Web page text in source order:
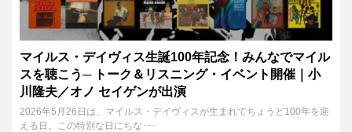
マイルス・デイヴィス生誕100年記念！みんなでマイル
スを聴こう─ トーク＆リスニング・イベント開催｜小
川隆夫／オノ セイゲンが出演
2026年5月26日は、マイルス・デイヴィスが生まれてちょうど100年を迎
える日。この特別な日にちな･･･